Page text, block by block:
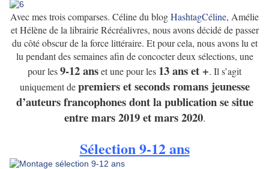
Avec mes trois comparses. Céline du blogHashtagCéline, Amélie
et Hélène de la librairie Récréalivres, nous avons décidé de passer
du côté obscur de la force littéraire. Et pour cela, nous avons lu et
lu pendant des semaines afin de concocter deux sélections, une
pour les9-12 anset une pour les 13 ans et +. Il s’agit
uniquement depremiers et seconds romans jeunesse
d’auteurs francophones dont la publication se situe
entre mars 2019 et mars 2020.
Sélection 9-12 ans